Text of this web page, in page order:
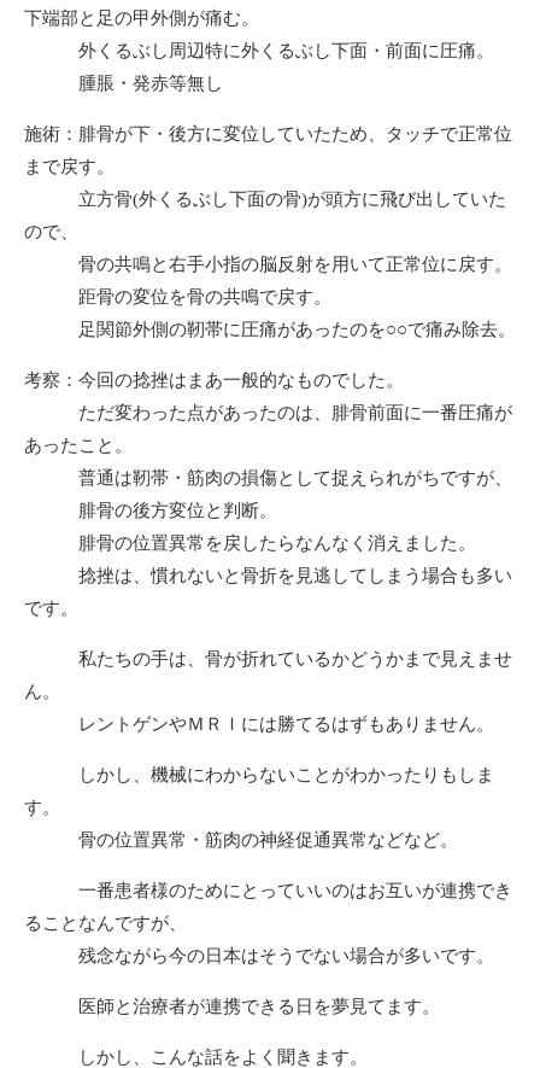
下端部と足の甲外側が痛む。
外くるぶし周辺特に外くるぶし下面・前面に圧痛。
腫脹・発赤等無し
施術：腓骨が下・後方に変位していたため、タッチで正常位
まで戻す。
立方骨(外くるぶし下面の骨)が頭方に飛び出していた
ので、
骨の共鳴と右手小指の脳反射を用いて正常位に戻す。
距骨の変位を骨の共鳴で戻す。
足関節外側の靭帯に圧痛があったのを○○で痛み除去。
考察：今回の捻挫はまあ一般的なものでした。
ただ変わった点があったのは、腓骨前面に一番圧痛が
あったこと。
普通は靭帯・筋肉の損傷として捉えられがちですが、
腓骨の後方変位と判断。
腓骨の位置異常を戻したらなんなく消えました。
捻挫は、慣れないと骨折を見逃してしまう場合も多い
です。
私たちの手は、骨が折れているかどうかまで見えませ
ん。
レントゲンやＭＲＩには勝てるはずもありません。
しかし、機械にわからないことがわかったりもしま
す。
骨の位置異常・筋肉の神経促通異常などなど。
一番患者様のためにとっていいのはお互いが連携でき
ることなんですが、
残念ながら今の日本はそうでない場合が多いです。
医師と治療者が連携できる日を夢見てます。
しかし、こんな話をよく聞きます。